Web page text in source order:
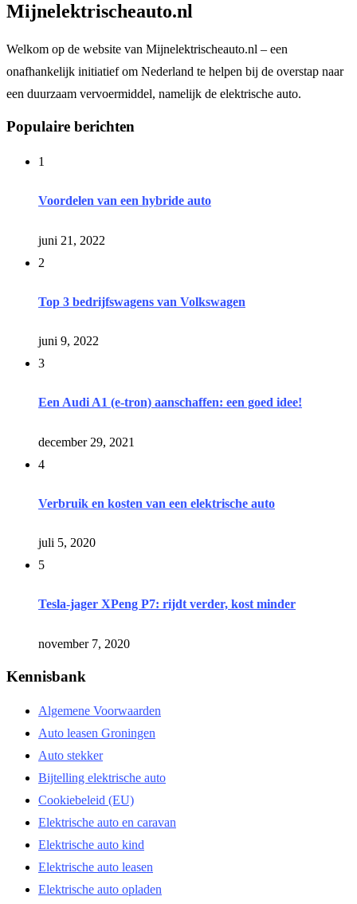
Mijnelektrischeauto.nl
Welkom op de website van Mijnelektrischeauto.nl – een
onafhankelijk initiatief om Nederland te helpen bij de overstap naar
een duurzaam vervoermiddel, namelijk de elektrische auto.
Populaire berichten
1
Voordelen van een hybride auto
juni 21, 2022
2
Top 3 bedrijfswagens van Volkswagen
juni 9, 2022
3
Een Audi A1 (e-tron) aanschaffen: een goed idee!
december 29, 2021
4
Verbruik en kosten van een elektrische auto
juli 5, 2020
5
Tesla-jager XPeng P7: rijdt verder, kost minder
november 7, 2020
Kennisbank
Algemene Voorwaarden
Auto leasen Groningen
Auto stekker
Bijtelling elektrische auto
Cookiebeleid (EU)
Elektrische auto en caravan
Elektrische auto kind
Elektrische auto leasen
Elektrische auto opladen